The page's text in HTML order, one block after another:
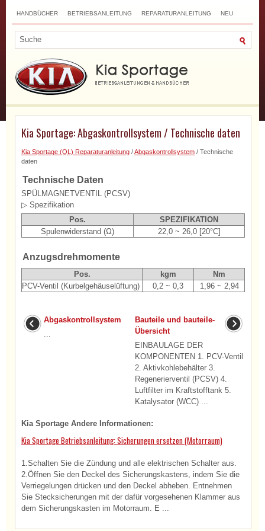
HANDBÜCHER BETRIEBSANLEITUNG REPARATURANLEITUNG NEU
Kia Sportage: Abgaskontrollsystem / Technische daten
Kia Sportage (QL) Reparaturanleitung /Abgaskontrollsystem / Technische
daten
Technische Daten
SPÜLMAGNETVENTIL (PCSV)
▷ Spezifikation
Pos.
SPEZIFIKATION
Spulenwiderstand (Ω)
22,0 ~ 26,0 [20°C]
Anzugsdrehmomente
Pos. kgm
Nm
PCV-Ventil (Kurbelgehäuselüftung)
0,2 ~ 0,3 1,96 ~ 2,94
Abgaskontrollsystem
...
Bauteile und bauteile-
Übersicht
EINBAULAGE DER
KOMPONENTEN 1. PCV-Ventil
2. Aktivkohlebehälter 3.
Regenerierventil (PCSV) 4.
Luftfilter im Kraftstofftank 5.
Katalysator (WCC) ...
Kia Sportage Andere Informationen:
Kia Sportage Betriebsanleitung: Sicherungen ersetzen (Motorraum)
1.Schalten Sie die Zündung und alle elektrischen Schalter aus.
2.Öffnen Sie den Deckel des Sicherungskastens, indem Sie die
Verriegelungen drücken und den Deckel abheben. Entnehmen
Sie Stecksicherungen mit der dafür vorgesehenen Klammer aus
dem Sicherungskasten im Motorraum. E ...